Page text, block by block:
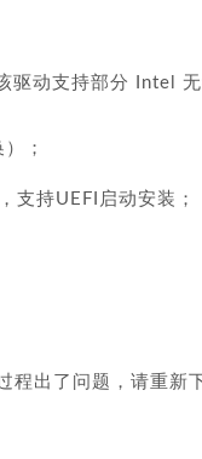
动支持部分 Intel 无
；
持UEFI启动安装；
出了问题，请重新